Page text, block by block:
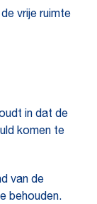
vrije ruimte
in dat de
komen te
van de
behouden.